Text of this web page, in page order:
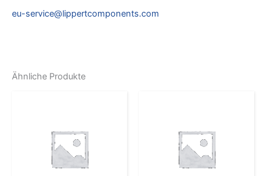
eu-service@lippertcomponents.com
Ähnliche Produkte